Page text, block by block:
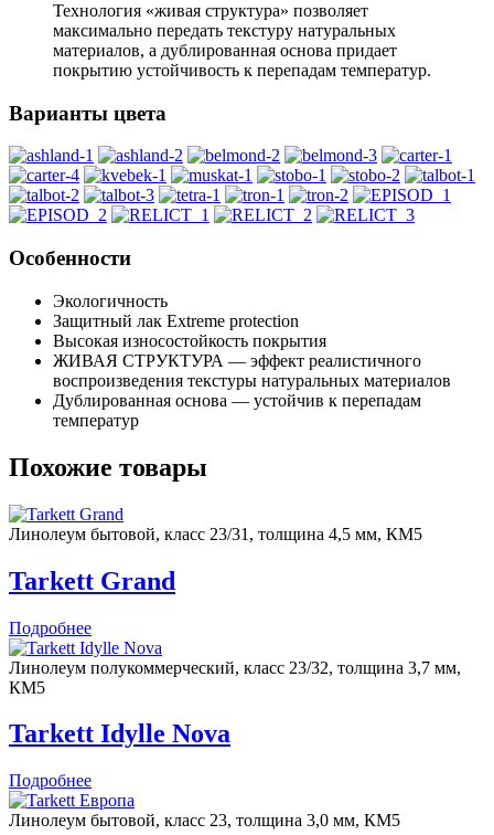
Технология «живая структура» позволяет
максимально передать текстуру натуральных
материалов, а дублированная основа придает
покрытию устойчивость к перепадам температур.
Варианты цвета
Особенности
Экологичность
Защитный лак Extreme protection
Высокая износостойкость покрытия
ЖИВАЯ СТРУКТУРА — эффект реалистичного
воспроизведения текстуры натуральных материалов
Дублированная основа — устойчив к перепадам
температур
Похожие товары
Линолеум бытовой, класс 23/31, толщина 4,5 мм, КМ5
Tarkett Grand
Подробнее
Линолеум полукоммерческий, класс 23/32, толщина 3,7 мм,
КМ5
Tarkett Idylle Nova
Подробнее
Линолеум бытовой, класс 23, толщина 3,0 мм, КМ5